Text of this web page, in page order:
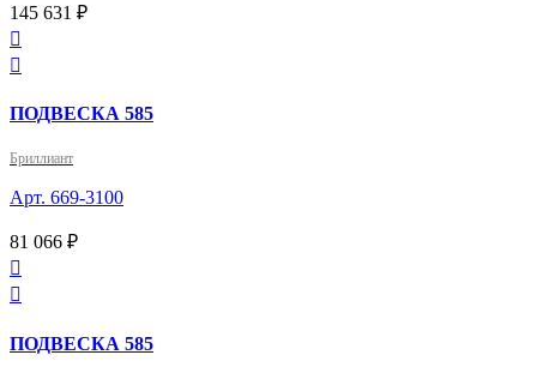
145 631 ₽


ПОДВЕСКА 585
Бриллиант
Арт. 669-3100
81 066 ₽


ПОДВЕСКА 585